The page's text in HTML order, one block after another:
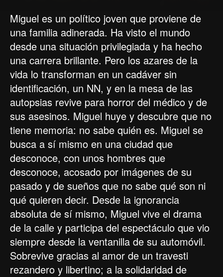
Miguel es un político joven que proviene de
una familia adinerada. Ha visto el mundo
desde una situación privilegiada y ha hecho
una carrera brillante. Pero los azares de la
vida lo transforman en un cadáver sin
identificación, un NN, y en la mesa de las
autopsias revive para horror del médico y de
sus asesinos. Miguel huye y descubre que no
tiene memoria: no sabe quién es. Miguel se
busca a sí mismo en una ciudad que
desconoce, con unos hombres que
desconoce, acosado por imágenes de su
pasado y de sueños que no sabe qué son ni
qué quieren decir. Desde la ignorancia
absoluta de sí mismo, Miguel vive el drama
de la calle y participa del espectáculo que vio
siempre desde la ventanilla de su automóvil.
Sobrevive gracias al amor de un travesti
rezandero y libertino; a la solidaridad de